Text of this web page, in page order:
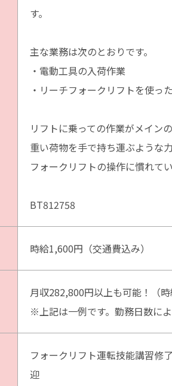
す。
主な業務は次のとおりです。
・電動工具の入荷作業
・リーチフォークリフトを使っ
リフトに乗っての作業がメイン
重い荷物を手で持ち運ぶような
フォークリフトの操作に慣れて
BT812758
時給1,600円（交通費込み）
月収282,800円以上も可能！（
※上記は一例です。勤務日数によ
フォークリフト運転技能講習修
迎